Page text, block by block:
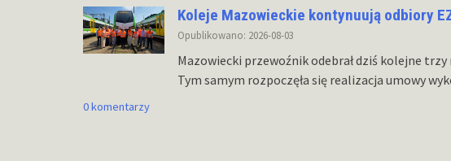
Koleje Mazowieckie kontynuują odbiory
Opublikowano: 2026-08-03
Mazowiecki przewoźnik odebrał dziś kolejne
Tym samym rozpoczęła się realizacja umowy
0 komentarzy